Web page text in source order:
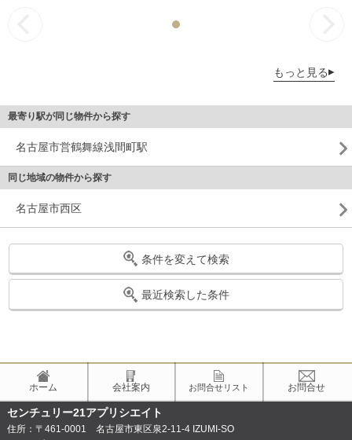
もっと見る
最寄り駅が同じ物件から探す
名古屋市営鶴舞線浅間町駅
同じ地域の物件から探す
名古屋市西区
条件を変えて検索
最近検索した条件
ホーム 会社案内 お問合せリスト お問合せ
センチュリー21アプリシエイト
住所：〒461-0001 名古屋市東区泉2-11-4 IZUMI-SO